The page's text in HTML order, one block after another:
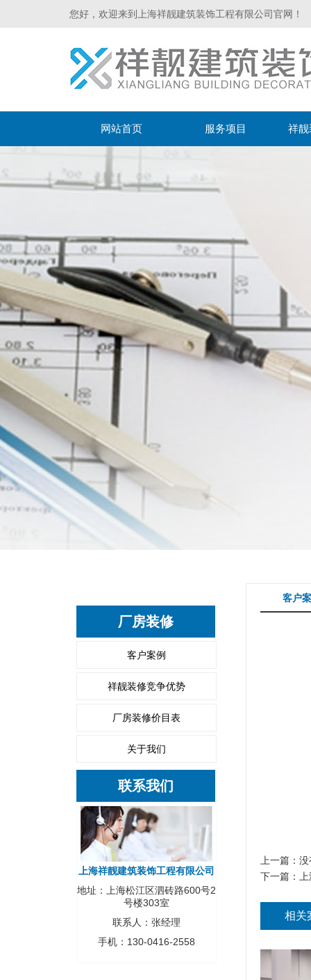
您好，欢迎来到上海祥靓建筑装饰工程有限公司官网！
网站首页 服务项目 祥
厂房装修
客户案例
祥靓装修竞争优势
厂房装修价目表
关于我们
联系我们
上海祥靓建筑装饰工程有限公司
地址：上海松江区泗砖路600号2
号楼303室
联系人：张经理
手机：130-0416-2558
客户
上一篇：
下一篇：
相关